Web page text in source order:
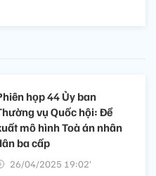
họp 44 Ủy ban
vụ Quốc hội: Đề
mô hình Toà án nhân
ba cấp
26/04/2025 19:02’